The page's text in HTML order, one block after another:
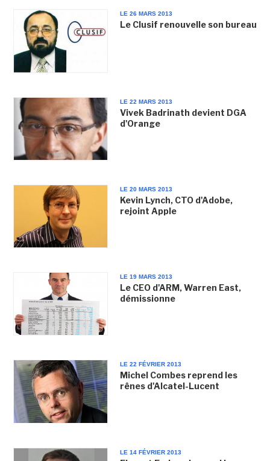
LE 26 MARS 2013
Le Clusif renouvelle son bureau
LE 22 MARS 2013
Vivek Badrinath devient DGA
d'Orange
LE 20 MARS 2013
Kevin Lynch, CTO d'Adobe,
rejoint Apple
LE 19 MARS 2013
Le CEO d'ARM, Warren East,
démissionne
LE 22 FÉVRIER 2013
Michel Combes reprend les
rênes d'Alcatel-Lucent
LE 14 FÉVRIER 2013